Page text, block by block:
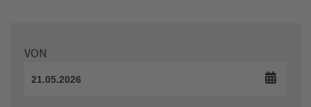
VON